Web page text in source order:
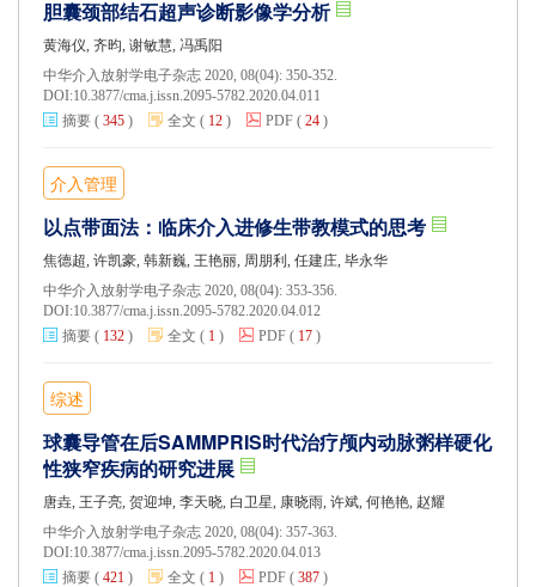
胆囊颈部结石超声诊断影像学分析
黄海仪, 齐昀, 谢敏慧, 冯禹阳
中华介入放射学电子杂志 2020, 08(04): 350-352.
DOI:10.3877/cma.j.issn.2095-5782.2020.04.011
摘要 ( 345 ) 全文 ( 12 ) PDF ( 24 )
介入管理
以点带面法：临床介入进修生带教模式的思考
焦德超, 许凯豪, 韩新巍, 王艳丽, 周朋利, 任建庄, 毕永华
中华介入放射学电子杂志 2020, 08(04): 353-356.
DOI:10.3877/cma.j.issn.2095-5782.2020.04.012
摘要 ( 132 ) 全文 ( 1 ) PDF ( 17 )
综述
球囊导管在后SAMMPRIS时代治疗颅内动脉粥样硬化
性狭窄疾病的研究进展
唐垚, 王子亮, 贺迎坤, 李天晓, 白卫星, 康晓雨, 许斌, 何艳艳, 赵耀
中华介入放射学电子杂志 2020, 08(04): 357-363.
DOI:10.3877/cma.j.issn.2095-5782.2020.04.013
摘要 ( 421 ) 全文 ( 1 ) PDF ( 387 )